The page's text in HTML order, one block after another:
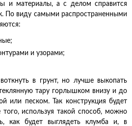
и материалы, а с делом справится
По виду самыми распространенными
и узорами;
в грунт, но лучше выкопать
тару горлышком внизу и до
или песком. Так конструкция будет
используя такой способ, можно
как будет выглядеть клумба и, в